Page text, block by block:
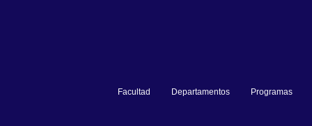
Facultad Departamentos Programas